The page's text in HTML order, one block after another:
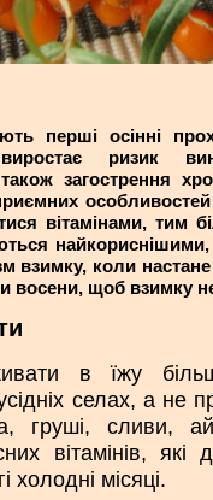
перші осінні
ризик
загострення
особливостей
вітамінами, тим
взимку, коли
восени, щоб взимку
в їжу
селах, а не
груші, сливи,
вітамінів, які
холодні місяці.